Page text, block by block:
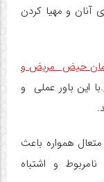
آنان و مهیا کردن
حیض مریض و
.با این باور عملی و
همواره باعث
و اشتباه